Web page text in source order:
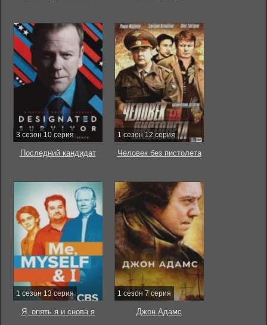
3 сезон 10 серия
Последний кандидат
1 сезон 12 серия
Человек без пистолета
1 сезон 13 серия
Я, опять я и снова я
1 сезон 7 серия
Джон Адамс